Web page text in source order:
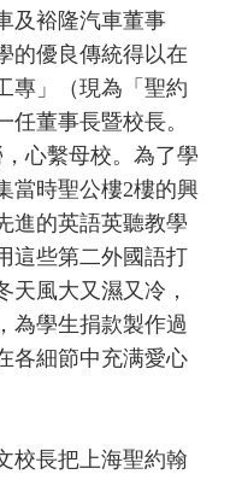
及裕隆汽車董事
的優良傳統得以在
專」（現為「聖約
董事長暨校長。
心繫母校。為了學
當時聖公樓2樓的興
進的英語英聽教學
這些第二外國語打
天風大又濕又冷，
為學生捐款製作過
各細節中充满愛心
長把上海聖約翰